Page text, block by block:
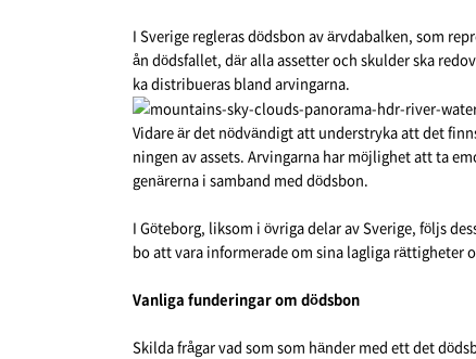
I Sverige regleras dödsbon av ärvdabalken, som
ån dödsfallet, där alla assetter och skulder ska
ka distribueras bland arvingarna.
Vidare är det nödvändigt att understryka att det
ningen av assets. Arvingarna har möjlighet att ta
genärerna i samband med dödsbon.
I Göteborg, liksom i övriga delar av Sverige, följs
bo att vara informerade om sina lagliga rättigheter
Vanliga funderingar om dödsbon
Skilda frågar vad som som händer med ett det